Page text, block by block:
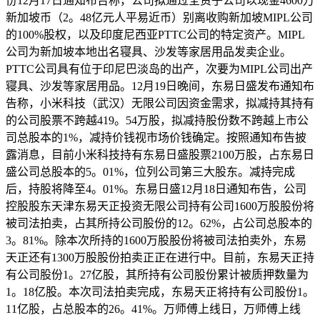
新加坡币（2。48亿元人平易近币）别离收购新加坡MIPL公司
的100%股权，以及印度尼西亚PTTC公司的特定资产。MIPL
公司为新加坡本地出名寝具、沙发等家居用品发卖企业。
PTTC公司具有位于印尼巴淡岛的出产，次要为MIPL公司出产
寝具、沙发等家居用品。12月19日晚间，东易日盛发布通知布
告称，小米科技（武汉）无限公司因资金需求，拟减持其持有
的公司股票不跨越419。54万股，拟减持股份数不跨越上市公
司总股本的1%，减持价钱视市场价钱确定。按照通知布告披
露消息，目前小米科技持有东易日盛股票2100万股，占东易日
盛公司总股本的5。01%，位列公司第三大股东。减持完成
后，持股将降至4。01%。东易日盛12月18日通知布告，公司
控股股东天津东易天正投资无限公司持有公司1600万股股份将
被司法拍卖，占其所持公司股份的12。62%，占公司总股本的
3。81%。除本次所持的1600万股股份将被司法拍卖外，东易
天正还有1300万股股份拍卖正正在进行中。目前，东易天正持
有公司股份1。27亿股，其所持有公司股份累计被质押数量为
1。18亿股。本次司法拍卖完成，东易天正将持有公司股份1。
11亿股，占总股本的26。41%。万师傅上线日，万师傅上线